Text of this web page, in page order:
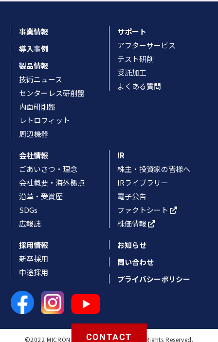
CONTACT
事業情報
導入事例
製品情報
技術ニュース
センターレス研削盤
内面研削盤
レトロフィット
周辺機器
サポート
アフターサービス
テスト研削
受託加工
よくある質問
会社情報
ごあいさつ・理念
会社概要・海外拠点
沿革・受賞歴
SDGs
広報誌
IR
株主・投資家の皆様へ
IRライブラリー
電子公告
ファクトシート
株価情報
採用情報
新卒採用
中途採用
お知らせ
問い合わせ
プライバシーポリシー
©2022 MICRON MACHINERY CO., LTD. All Rights Reserved.